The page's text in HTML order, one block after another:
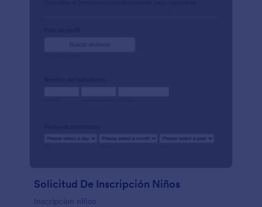
Solicitud De Inscripción Niños
Inscripcion niños